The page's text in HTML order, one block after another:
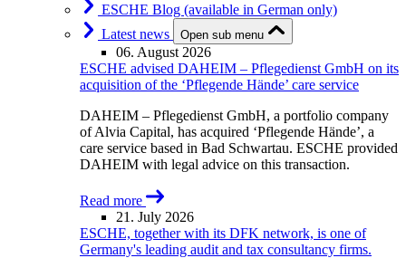
ESCHE Blog (available in German only)
Latest news
Open sub menu
06. August 2026
ESCHE advised DAHEIM – Pflegedienst GmbH on its
acquisition of the ‘Pflegende Hände’ care service
DAHEIM – Pflegedienst GmbH, a portfolio company
of Alvia Capital, has acquired ‘Pflegende Hände’, a
care service based in Bad Schwartau. ESCHE provided
DAHEIM with legal advice on this transaction.
Read more
21. July 2026
ESCHE, together with its DFK network, is one of
Germany's leading audit and tax consultancy firms.